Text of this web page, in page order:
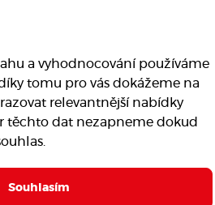
a vyhodnocování používáme
tomu pro vás dokážeme na
relevantnější nabídky
těchto dat nezapneme dokud
Souhlasím